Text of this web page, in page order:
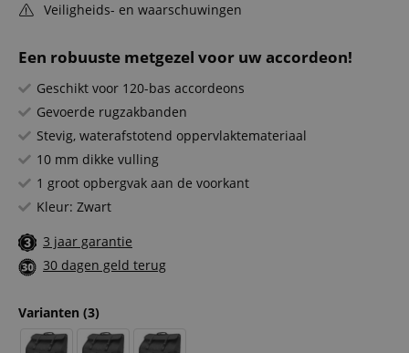
Een robuuste metgezel voor uw accordeon!
Geschikt voor 120-bas accordeons
Gevoerde rugzakbanden
Stevig, waterafstotend oppervlaktemateriaal
10 mm dikke vulling
1 groot opbergvak aan de voorkant
Kleur: Zwart
3 jaar garantie
30 dagen geld terug
Varianten (3)
Veiligheids- en waarschuwingen